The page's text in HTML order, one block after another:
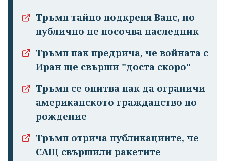
Тръмп тайно подкрепя Ванс, но
публично не посочва наследник
Тръмп пак предрича, че войната с
Иран ще свърши "доста скоро"
Тръмп се опитва пак да ограничи
американското гражданство по
рождение
Тръмп отрича публикациите, че
САЩ свършили ракетите